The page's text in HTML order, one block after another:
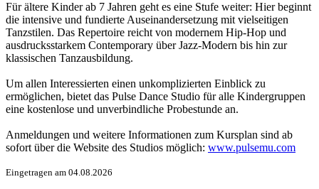
Für ältere Kinder ab 7 Jahren geht es eine Stufe weiter: Hier beginnt
die intensive und fundierte Auseinandersetzung mit vielseitigen
Tanzstilen. Das Repertoire reicht von modernem Hip-Hop und
ausdrucksstarkem Contemporary über Jazz-Modern bis hin zur
klassischen Tanzausbildung.
Um allen Interessierten einen unkomplizierten Einblick zu
ermöglichen, bietet das Pulse Dance Studio für alle Kindergruppen
eine kostenlose und unverbindliche Probestunde an.
Anmeldungen und weitere Informationen zum Kursplan sind ab
sofort über die Website des Studios möglich: www.pulsemu.com
Eingetragen am 04.08.2026